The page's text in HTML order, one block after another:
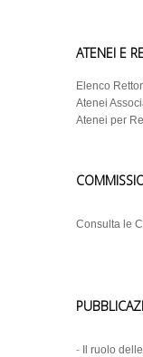
ATENEI E
Elenco
Atenei
Atenei per
Consulta le
-
Il ruolo